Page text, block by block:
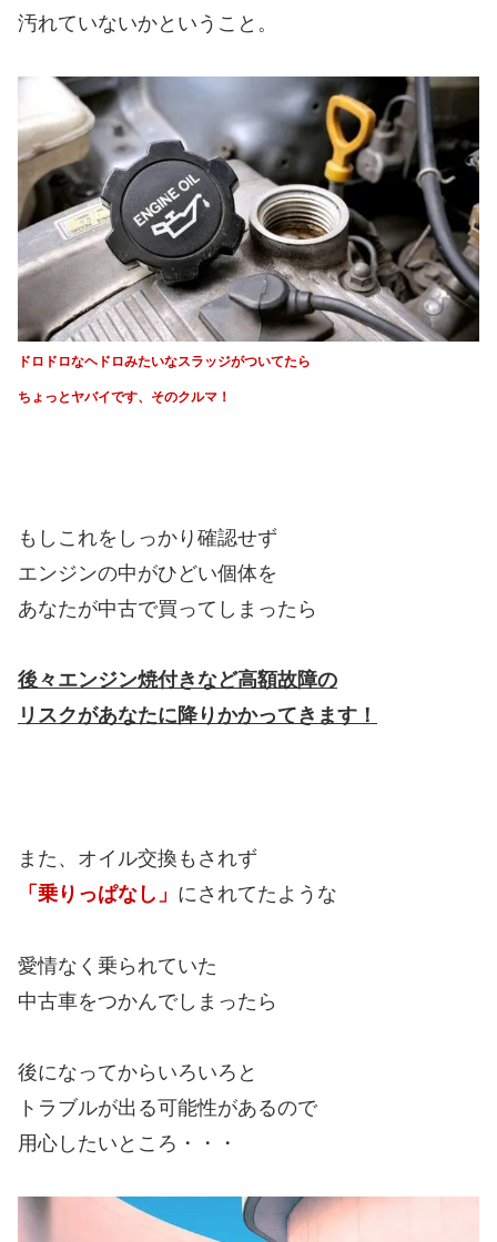
汚れていないかということ。
ドロドロなヘドロみたいなスラッジがついてたら
ちょっとヤバイです、そのクルマ！
もしこれをしっかり確認せず
エンジンの中がひどい個体を
あなたが中古で買ってしまったら
後々エンジン焼付きなど高額故障の
リスクがあなたに降りかかってきます！
また、オイル交換もされず
「乗りっぱなし」 にされてたような
愛情なく乗られていた
中古車をつかんでしまったら
後になってからいろいろと
トラブルが出る可能性があるので
用心したいところ・・・